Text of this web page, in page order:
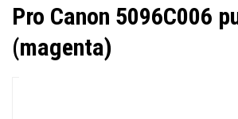
Pro Canon 5096C006
(magenta)